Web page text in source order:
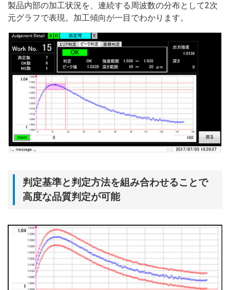
製品内部の加工状況を、連続する周波数の分布として2次
元グラフで表現。加工傾向が一目でわかります。
判定基準と判定方法を組み合わせることで
高度な品質判定が可能